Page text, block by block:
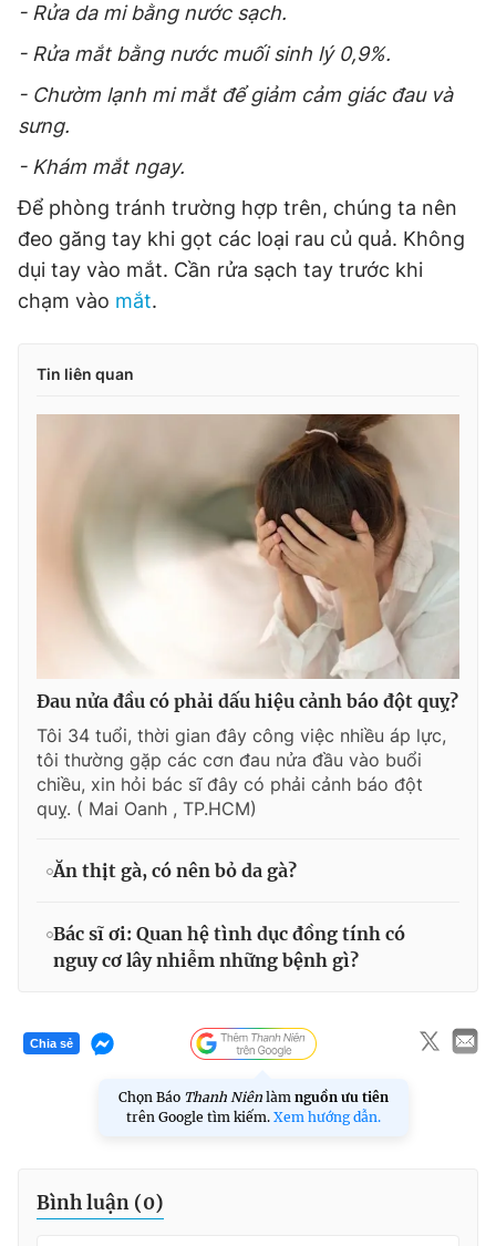
- Rửa da mi bằng nước sạch.
- Rửa mắt bằng nước muối sinh lý 0,9%.
- Chườm lạnh mi mắt để giảm cảm giác đau và
sưng.
- Khám mắt ngay.
Để phòng tránh trường hợp trên, chúng ta nên
đeo găng tay khi gọt các loại rau củ quả. Không
dụi tay vào mắt. Cần rửa sạch tay trước khi
chạm vào mắt.
Tin liên quan
Đau nửa đầu có phải dấu hiệu cảnh báo đột quỵ?
Tôi 34 tuổi, thời gian đây công việc nhiều áp lực,
tôi thường gặp các cơn đau nửa đầu vào buổi
chiều, xin hỏi bác sĩ đây có phải cảnh báo đột
quỵ. ( Mai Oanh , TP.HCM)
Ăn thịt gà, có nên bỏ da gà?
Bác sĩ ơi: Quan hệ tình dục đồng tính có
nguy cơ lây nhiễm những bệnh gì?
Chia sẻ
Chọn Báo Thanh Niên làm nguồn ưu tiên
trên Google tìm kiếm. Xem hướng dẫn.
Bình luận (0)